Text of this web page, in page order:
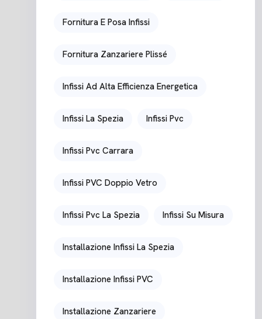
Fornitura E Posa Infissi
Fornitura Zanzariere Plissé
Infissi Ad Alta Efficienza Energetica
Infissi La Spezia Infissi Pvc
Infissi Pvc Carrara
Infissi PVC Doppio Vetro
Infissi Pvc La Spezia Infissi Su Misura
Installazione Infissi La Spezia
Installazione Infissi PVC
Installazione Zanzariere